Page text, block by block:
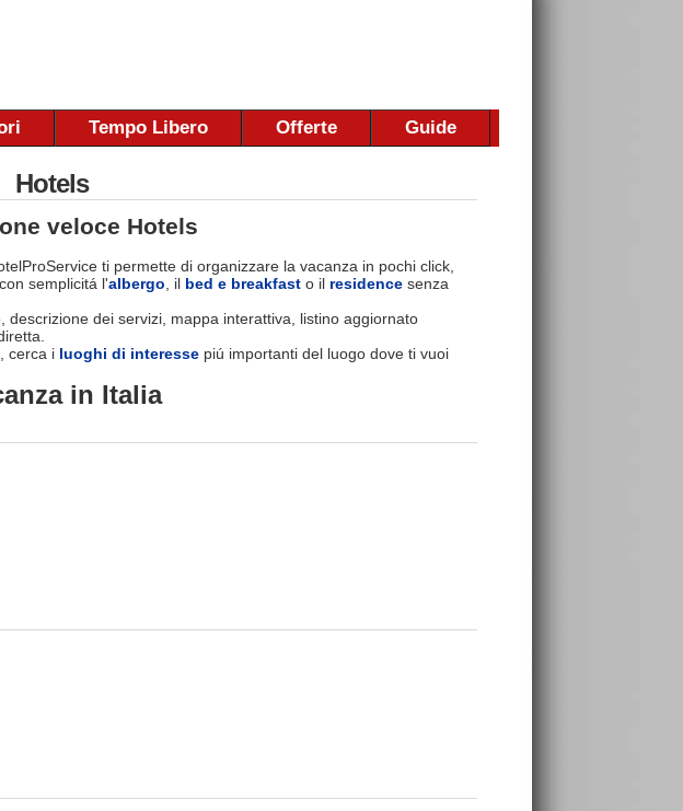
Tempo Libero Offerte Guide
Hotels
veloce Hotels
ti permette di organizzare la vacanza in pochi click,
semplicitá l'albergo , il bed e breakfast o il residence senza
dei servizi, mappa interattiva, listino aggiornato
, cerca i luoghi di interesse piú importanti del luogo dove ti vuoi
in Italia